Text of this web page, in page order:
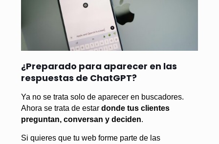
¿Preparado para aparecer en las
respuestas de ChatGPT?
Ya no se trata solo de aparecer en buscadores.
Ahora se trata de estar donde tus clientes
preguntan, conversan y deciden.
Si quieres que tu web forme parte de las